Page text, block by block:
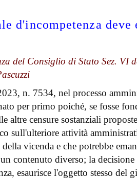
d'incompetenza deve
del Consiglio di Stato Sez. VI
n. 7534, nel processo
per primo poiché, se fosse
altre censure sostanziali
sull'ulteriore attività
vicenda e che potrebbe
contenuto diverso; la decisione
esaurisce l'oggetto stesso del